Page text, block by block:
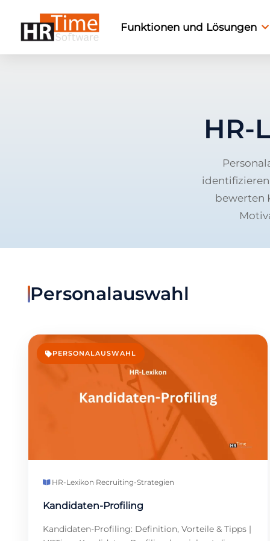
Funktionen und Lösungen
HR-
bewerten
Personalauswahl
PERSONALAUSWAHL
HR-Lexikon·Recruiting-Strategien
Kandidaten-Profiling
Kandidaten-Profiling: Definition, Vorteile & Tipps |